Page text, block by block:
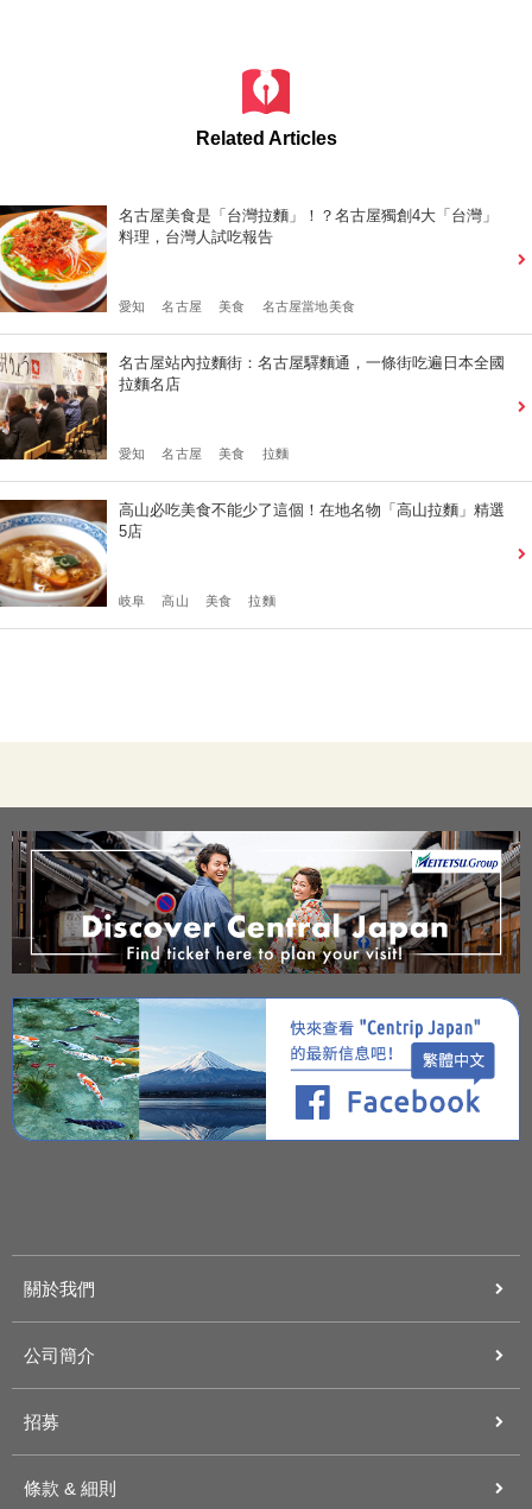
Related Articles
名古屋美食是「台灣拉麵」！？名古屋獨創4大「台灣」
料理，台灣人試吃報告
愛知 名古屋 美食 名古屋當地美食
名古屋站內拉麵街：名古屋驛麵通，一條街吃遍日本全國
拉麵名店
愛知 名古屋 美食 拉麵
高山必吃美食不能少了這個！在地名物「高山拉麵」精選
5店
岐阜 高山 美食 拉麵
關於我們
公司簡介
招募
條款 & 細則